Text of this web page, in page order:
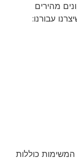
מהירים
עבורנו:
כוללות